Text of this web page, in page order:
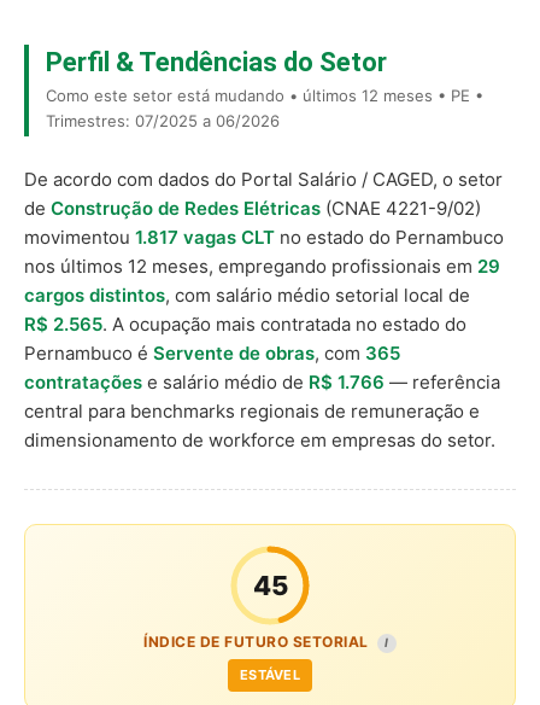
Perfil & Tendências do Setor
Como este setor está mudando • últimos 12 meses • PE •
Trimestres: 07/2025 a 06/2026
De acordo com dados do Portal Salário / CAGED, o setor
de Construção de Redes Elétricas (CNAE 4221-9/02)
movimentou 1.817 vagas CLT no estado do Pernambuco
nos últimos 12 meses, empregando profissionais em 29
cargos distintos, com salário médio setorial local de
R$ 2.565. A ocupação mais contratada no estado do
Pernambuco é Servente de obras, com 365
contratações e salário médio de R$ 1.766 — referência
central para benchmarks regionais de remuneração e
dimensionamento de workforce em empresas do setor.
45
ÍNDICE DE FUTURO SETORIAL I
ESTÁVEL